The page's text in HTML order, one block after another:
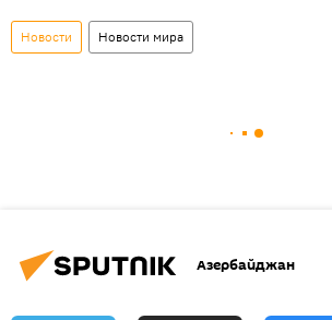
Новости Новости мира
Азербайджан